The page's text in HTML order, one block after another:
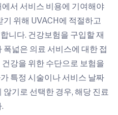
서 서비스 비용에 기여해야
위해 UVACH에 적절하고
니다. 건강보험을 구입할 재
넓은 의료 서비스에 대한 접
강을 위한 수단으로 보험을
특정 시술이나 서비스 날짜
기로 선택한 경우, 해당 진료